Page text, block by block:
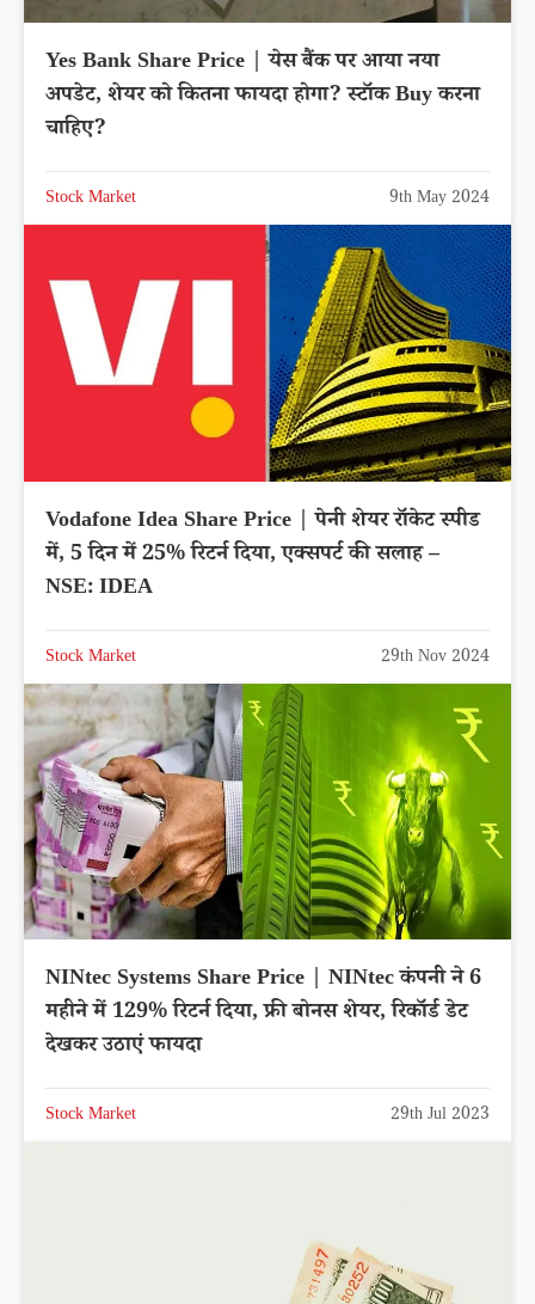
Yes Bank Share Price | येस बैंक पर आया नया
अपडेट, शेयर को कितना फायदा होगा? स्टॉक Buy करना
चाहिए?
Stock Market 9th May 2024
Vodafone Idea Share Price | पेनी शेयर रॉकेट स्पीड
में, 5 दिन में 25% रिटर्न दिया, एक्सपर्ट की सलाह –
NSE: IDEA
Stock Market 29th Nov 2024
NINtec Systems Share Price | NINtec कंपनी ने 6
महीने में 129% रिटर्न दिया, फ्री बोनस शेयर, रिकॉर्ड डेट
देखकर उठाएं फायदा
Stock Market 29th Jul 2023